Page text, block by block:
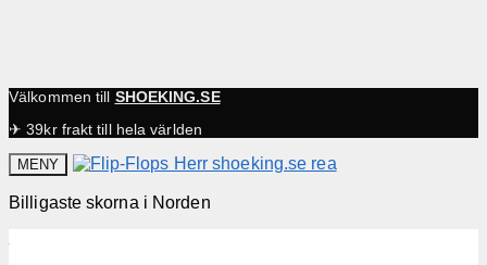
Välkommen till SHOEKING.SE
✈ 39kr frakt till hela världen
MENY
Billigaste skorna i Norden